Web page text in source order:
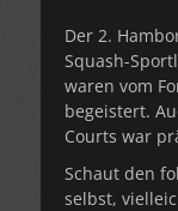
Der 2.
Squash-
waren vom
begeistert.
Courts war
Schaut den
selbst,